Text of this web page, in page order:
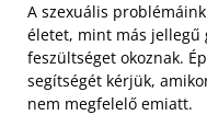
A szexuális
életet, mint más jellegű
feszültséget okoznak.
segítségét kérjük,
nem megfelelő emiatt.